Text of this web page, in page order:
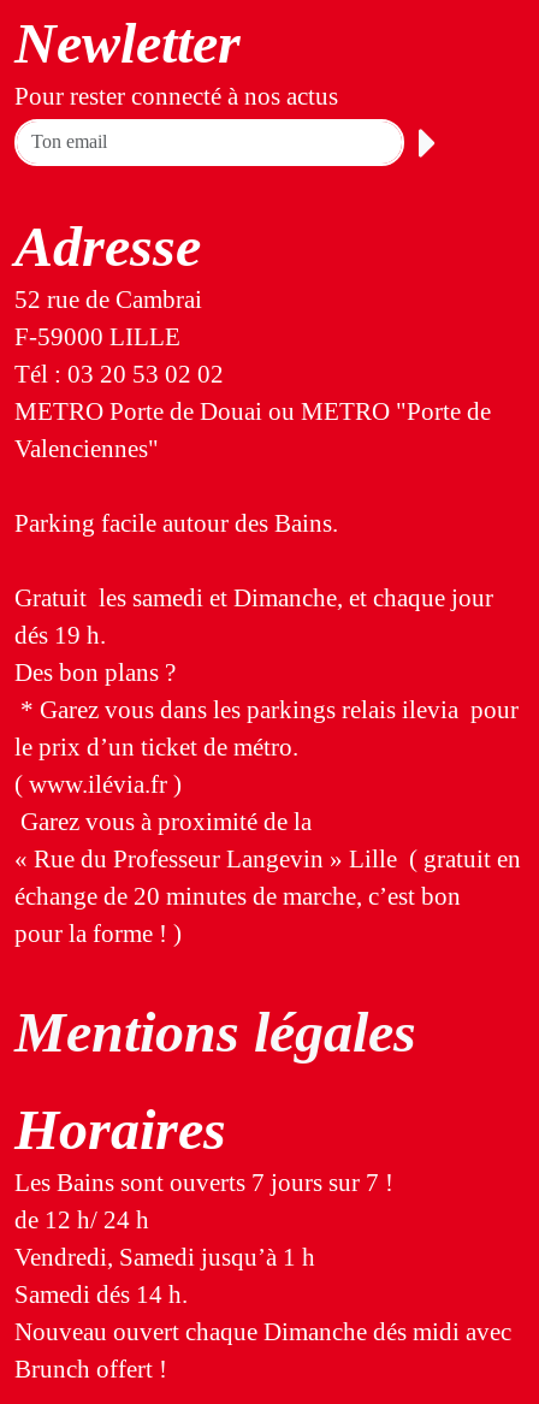
Newletter
Pour rester connecté à nos actus
Adresse
52 rue de Cambrai
F-59000 LILLE
Tél : 03 20 53 02 02
METRO Porte de Douai ou METRO "Porte de
Valenciennes"
Parking facile autour des Bains.
Gratuit les samedi et Dimanche, et chaque jour
dés 19 h.
Des bon plans ?
* Garez vous dans les parkings relais ilevia pour
le prix d’un ticket de métro.
( www.ilévia.fr )
Garez vous à proximité de la
« Rue du Professeur Langevin » Lille ( gratuit en
échange de 20 minutes de marche, c’est bon
pour la forme ! )
Mentions légales
Horaires
Les Bains sont ouverts 7 jours sur 7 !
de 12 h/ 24 h
Vendredi, Samedi jusqu’à 1 h
Samedi dés 14 h.
Nouveau ouvert chaque Dimanche dés midi avec
Brunch offert !